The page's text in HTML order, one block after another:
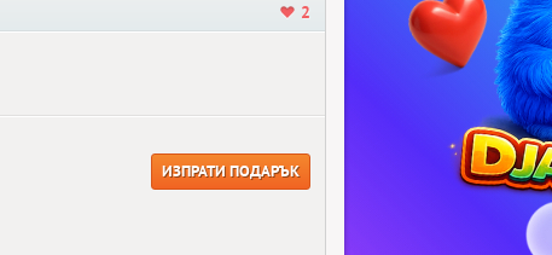
2
ИЗПРАТИ ПОДАРЪК